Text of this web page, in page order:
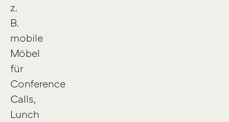
z.
B.
mobile
Möbel
für
Conference
Calls,
Lunch